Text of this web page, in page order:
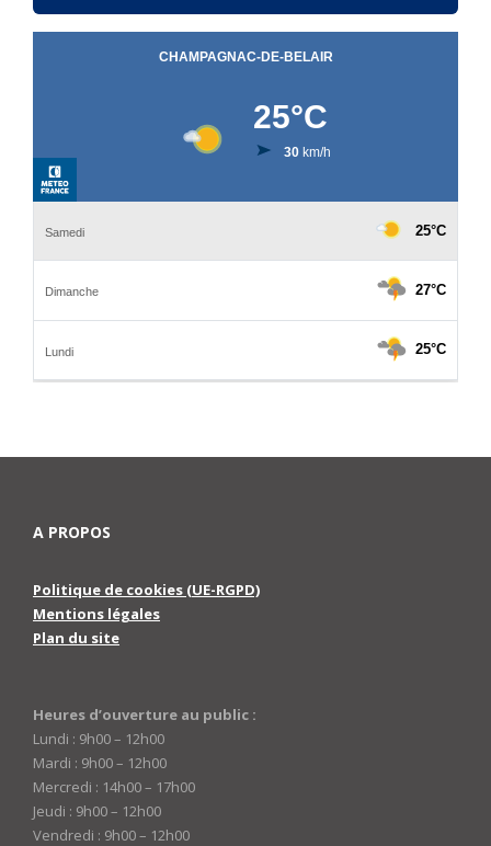
A PROPOS
Politique de cookies (UE-RGPD)
Mentions légales
Plan du site
Heures d’ouverture au public :
Lundi : 9h00 – 12h00
Mardi : 9h00 – 12h00
Mercredi : 14h00 – 17h00
Jeudi : 9h00 – 12h00
Vendredi : 9h00 – 12h00